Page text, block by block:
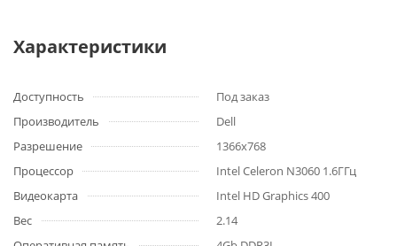
Характеристики
Доступность
Под заказ
Производитель
Dell
Разрешение
1366x768
Процессор
Intel Celeron N3060 1.6ГГц
Видеокарта
Intel HD Graphics 400
Вес
2.14